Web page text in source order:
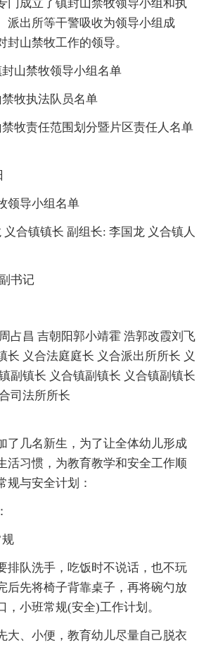
门成立了镇封山禁牧领导小组和执
派出所等干警吸收为领导小组成
封山禁牧工作的领导。
山禁牧领导小组名单
牧执法队员名单
牧责任范围划分暨片区责任人名单
领导小组名单
义合镇镇长 副组长: 李国龙 义合镇人
书记
占昌 吉朝阳郭小靖霍 浩郭改霞刘飞
长 义合法庭庭长 义合派出所所长 义
副镇长 义合镇副镇长 义合镇副镇长
司法所所长
了几名新生，为了让全体幼儿形成
活习惯，为教育教学和安全工作顺
规与安全计划：
排队洗手，吃饭时不说话，也不玩
后先将椅子背靠桌子，再将碗勺放
，小班常规(安全)工作计划。
大、小便，教育幼儿尽量自己脱衣